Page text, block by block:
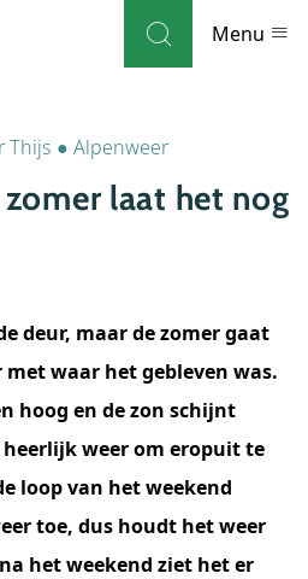
Menu
Thijs ● Alpenweer
laat het nog
deur, maar de zomer gaat
waar het gebleven was.
hoog en de zon schijnt
weer om eropuit te
loop van het weekend
toe, dus houdt het weer
het weekend ziet het er